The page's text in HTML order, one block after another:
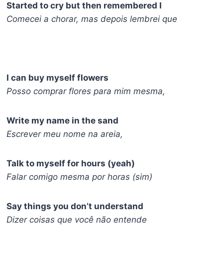
Started to cry but then remembered I
Comecei a chorar, mas depois lembrei que
I can buy myself flowers
Posso comprar flores para mim mesma,
Write my name in the sand
Escrever meu nome na areia,
Talk to myself for hours (yeah)
Falar comigo mesma por horas (sim)
Say things you don’t understand
Dizer coisas que você não entende